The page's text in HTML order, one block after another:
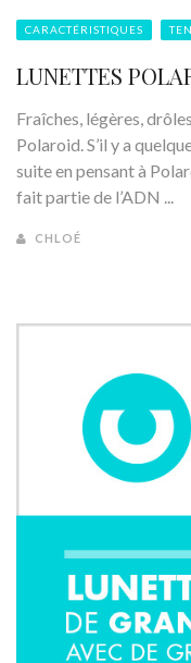
CARACTÉRISTIQUES
LUNETTES
Fraîches, légères,
Polaroid. S’il y a
suite en pensant à
fait partie de l’ADN ...
CHLOÉ